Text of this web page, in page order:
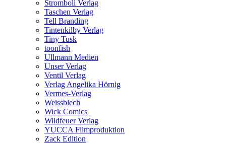
Stromboli Verlag
Taschen Verlag
Tell Branding
Tintenkilby Verlag
Tiny Tusk
toonfish
Ullmann Medien
Unser Verlag
Ventil Verlag
Verlag Angelika Hörnig
Vermes-Verlag
Weissblech
Wick Comics
Wildfeuer Verlag
YUCCA Filmproduktion
Zack Edition